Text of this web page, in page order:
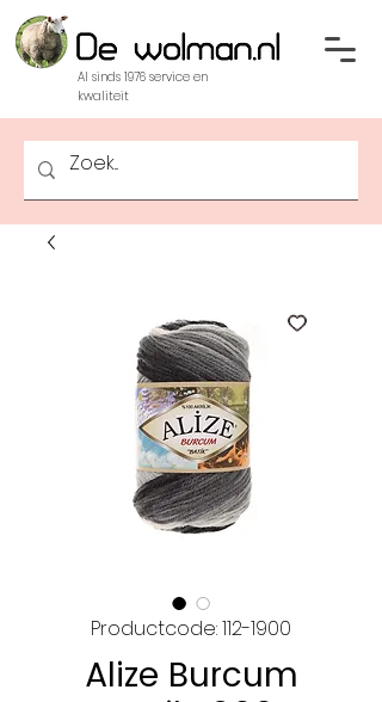
Al sinds 1976 service en
kwaliteit
Productcode: 112-1900
Alize Burcum